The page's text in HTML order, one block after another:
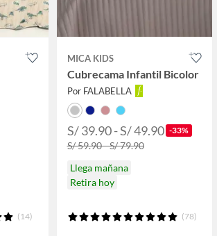
(14)
MICA KIDS
Cubrecama Infantil Bicolor
Por FALABELLA
S/ 39.90 - S/ 49.90 -33%
S/ 59.90 - S/ 79.90
Llega mañana
Retira hoy
(78)